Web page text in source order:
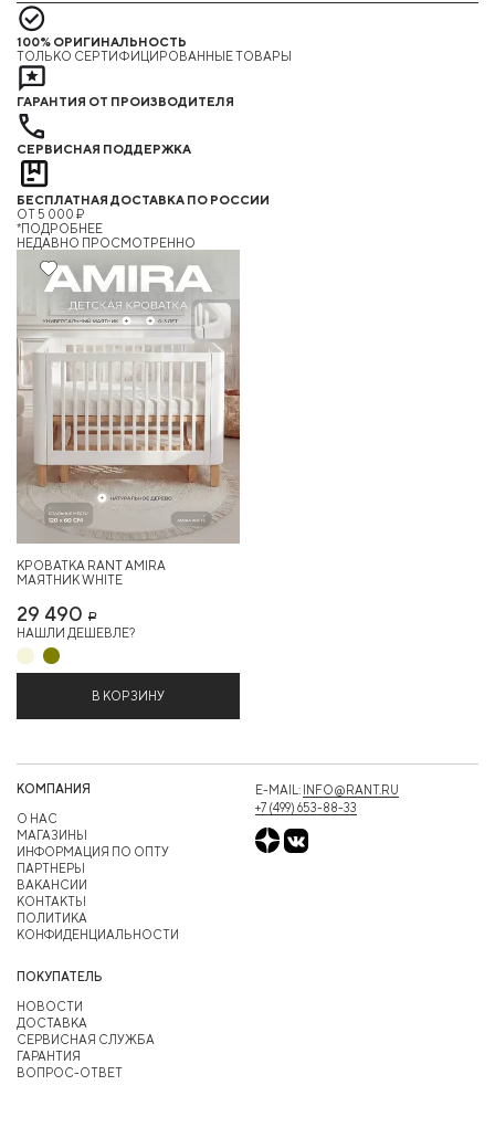
100% ОРИГИНАЛЬНОСТЬ
ТОЛЬКО СЕРТИФИЦИРОВАННЫЕ ТОВАРЫ
ГАРАНТИЯ ОТ ПРОИЗВОДИТЕЛЯ
СЕРВИСНАЯ ПОДДЕРЖКА
БЕСПЛАТНАЯ ДОСТАВКА ПО РОССИИ
ОТ 5 000 ₽
*ПОДРОБНЕЕ
НЕДАВНО ПРОСМОТРЕННО
Хит
КРОВАТКА RANT AMIRA
МАЯТНИК WHITE
29 490 Р
НАШЛИ ДЕШЕВЛЕ?
В КОРЗИНУ
КОМПАНИЯ
О НАС
МАГАЗИНЫ
ИНФОРМАЦИЯ ПО ОПТУ
ПАРТНЕРЫ
ВАКАНСИИ
КОНТАКТЫ
ПОЛИТИКА
КОНФИДЕНЦИАЛЬНОСТИ
ПОКУПАТЕЛЬ
НОВОСТИ
ДОСТАВКА
СЕРВИСНАЯ СЛУЖБА
ГАРАНТИЯ
ВОПРОС-ОТВЕТ
E-MAIL: INFO@RANT.RU
+7 (499) 653-88-33